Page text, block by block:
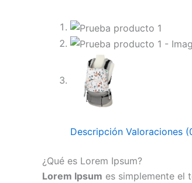
Descripción Valoraciones
¿Qué es Lorem Ipsum?
Lorem Ipsum es simplemente el